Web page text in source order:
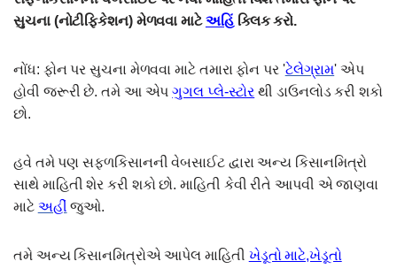
સુચના (નોટીફિકેશન) મેળવવા માટેઅહિંક્લિક કરો.
નોંધ: ફોન પર સુચના મેળવવા માટે તમારા ફોન પર 'ટેલેગ્રામ' એપ
હોવી જરૂરી છે. તમે આ એપગુગલ પ્લે-સ્ટોર થી ડાઉનલોડ કરી શકો
છો.
હવે તમે પણ સફળકિસાનની વેબસાઈટ દ્વારા અન્ય કિસાનમિત્રો
સાથે માહિતી શેર કરી શકો છો. માહિતી કેવી રીતે આપવી એ જાણવા
માટે અહીં જુઓ.
તમે અન્ય કિસાનમિત્રોએ આપેલ માહિતી ખેડૂતો માટે,ખેડૂતો